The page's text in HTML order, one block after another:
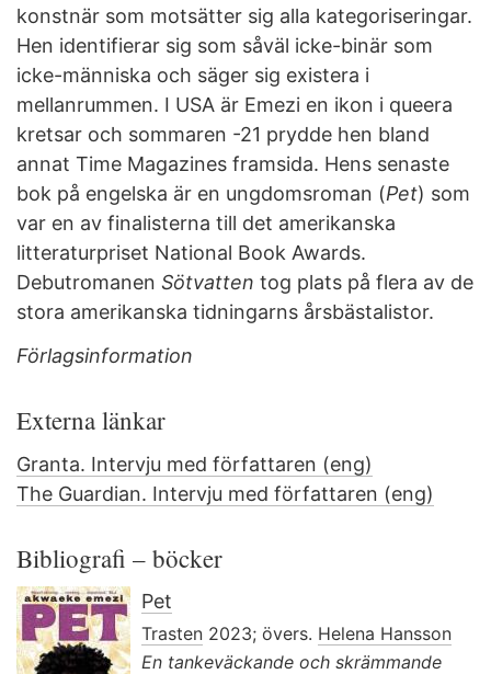
konstnär som motsätter sig alla kategori­seringar.
Hen identifierar sig som såväl icke-binär som
icke-människa och säger sig existera i
mellanrummen. I USA är Emezi en ikon i queera
kretsar och sommaren -21 prydde hen bland
annat Time Magazines framsida. Hens senaste
bok på engelska är en ungdomsroman (Pet) som
var en av finalisterna till det amerikanska
litteraturpriset National Book Awards.
Debutromanen Sötvatten tog plats på flera av de
stora amerikanska tidningarns årsbästalistor.
Förlagsinformation
Externa länkar
Granta. Intervju med författaren (eng)
The Guardian. Intervju med författaren (eng)
Bibliografi – böcker
Pet
Trasten 2023; övers. Helena Hansson
En tankeväckande och skrämmande